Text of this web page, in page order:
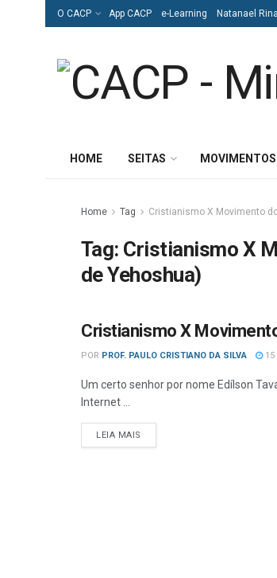
O CACP App CACP e-Learning Natanael
HOME SEITAS MOVIMENTOS
Home Tag Cristianismo X Movimento
Tag: Cristianismo X
de Yehoshua)
DEBATES
Cristianismo X
POR PROF. PAULO CRISTIANO DA SILVA 15
Um certo senhor por nome Edílson
Internet ...
LEIA MAIS